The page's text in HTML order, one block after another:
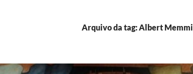
Arquivo da tag: Albert Memmi